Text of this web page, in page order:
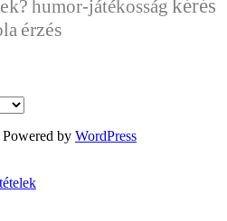
humor-játékosság kérés
érzés
Powered by WordPress